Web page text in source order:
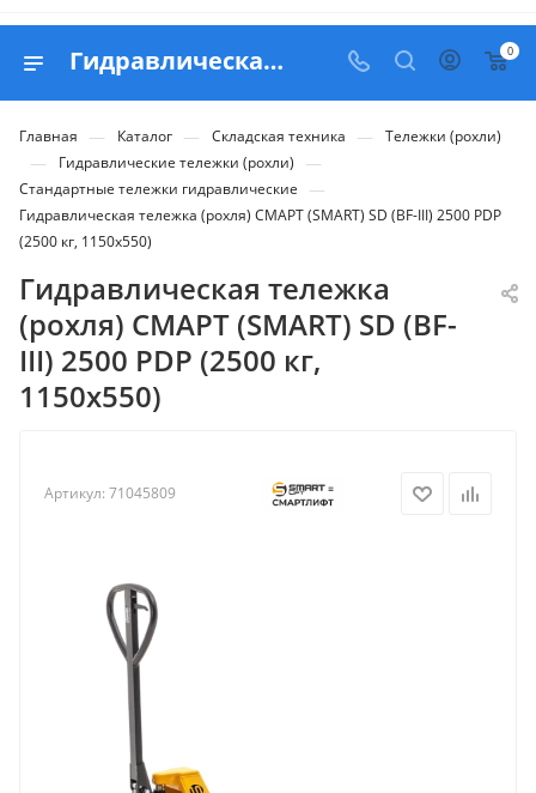
Гидравлическая тележка (роxля) СМАРТ (SMART) SD (BF-III) 2500 PDP (2500 кг, 1150x550) - купить в Belapex 0
Главная — Каталог — Складская техника — Тележки (рохли)
— Гидравлические тележки (рохли) —
Стандартные тележки гидравлические —
Гидравлическая тележка (роxля) СМАРТ (SMART) SD (BF-III) 2500 PDP
(2500 кг, 1150x550)
Гидравлическая тележка
(роxля) СМАРТ (SMART) SD (BF-
III) 2500 PDP (2500 кг,
1150x550)
Артикул: 71045809